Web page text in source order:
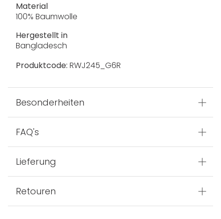
Material
100% Baumwolle
Hergestellt in
Bangladesch
Produktcode: RWJ245_G6R
Besonderheiten
FAQ's
Lieferung
Retouren